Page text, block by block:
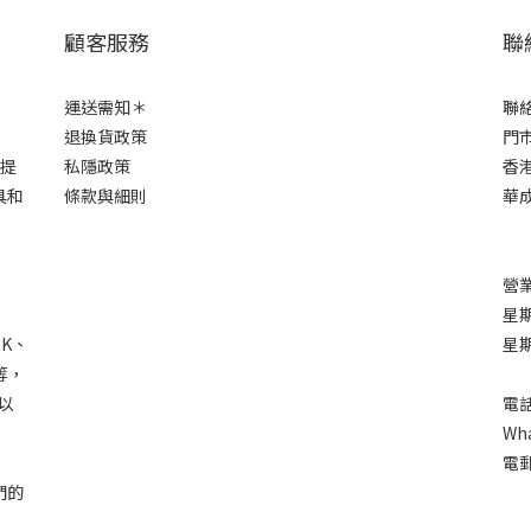
和
、
的
顧客服務
運送需知＊
退換貨政策
私隱政策
條款與細則
聯
聯
門
香
華
營
星
星
電
電